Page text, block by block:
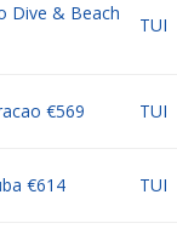
Dive & Beach
TUI
€569 TUI
€614 TUI